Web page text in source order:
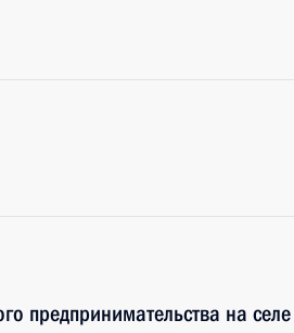
предпринимательства на селе